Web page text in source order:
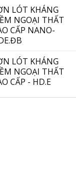
LÓT KHÁNG
NGOẠI THẤT
CẤP NANO-
LÓT KHÁNG
NGOẠI THẤT
CẤP - HD.E